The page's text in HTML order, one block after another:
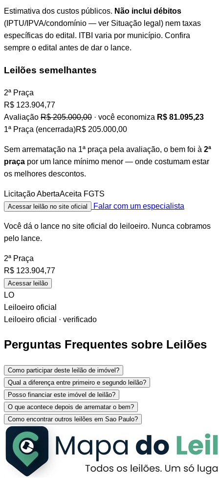
Estimativa dos custos públicos. Não inclui débitos
(IPTU/IPVA/condomínio — ver Situação legal) nem taxas
específicas do edital. ITBI varia por município. Confira
sempre o edital antes de dar o lance.
Leilões semelhantes
2ª Praça
R$ 123.904,77
Avaliação R$ 205.000,00 · você economiza R$ 81.095,23
1ª Praça (encerrada)R$ 205.000,00
Sem arrematação na 1ª praça pela avaliação, o bem foi à 2ª
praça por um lance mínimo menor — onde costumam estar
os melhores descontos.
Licitação AbertaAceita FGTS
Acessar leilão no site oficial Falar com um especialista
Você dá o lance no site oficial do leiloeiro. Nunca cobramos
pelo lance.
2ª Praça
R$ 123.904,77
Acessar leilão
LO
Leiloeiro oficial
Leiloeiro oficial · verificado
Perguntas Frequentes sobre Leilões
Como participar deste leilão de imóvel?
Qual a diferença entre primeiro e segundo leilão?
Posso financiar este imóvel de leilão?
O que acontece depois de arrematar o bem?
Como encontrar outros leilões em Sao Paulo?